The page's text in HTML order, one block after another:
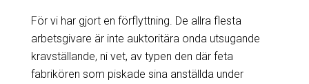
För vi har gjort en förflyttning. De allra flesta
arbetsgivare är inte auktoritära onda utsugande
kravställande, ni vet, av typen den där feta
fabrikören som piskade sina anställda under